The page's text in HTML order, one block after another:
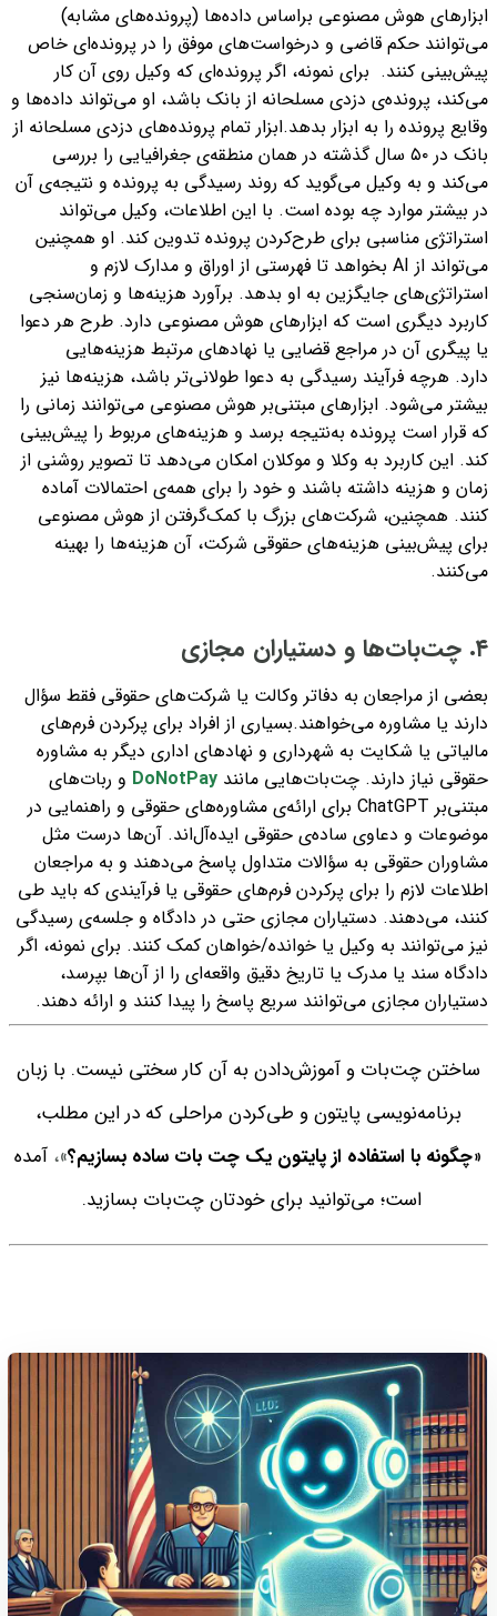
ابزارهای هوش مصنوعی براساس داده‌ها (پرونده‌های مشابه)
می‌توانند حکم قاضی و درخواست‌های موفق را در پرونده‌ای خاص
پیش‌بینی کنند. برای نمونه، اگر پرونده‌ای که وکیل روی آن کار
می‌کند، پرونده‌ی دزدی مسلحانه از بانک باشد، او می‌تواند داده‌ها و
وقایع پرونده را به ابزار بدهد.ابزار تمام پرونده‌های دزدی مسلحانه از
بانک در ۵۰ سال گذشته در همان منطقه‌ی جغرافیایی را بررسی
می‌کند و به وکیل می‌گوید که روند رسیدگی به پرونده و نتیجه‌ی آن
در بیشتر موارد چه بوده است. با این اطلاعات، وکیل می‌تواند
استراتژی مناسبی برای طرح‌کردن پرونده تدوین کند. او همچنین
می‌تواند از AI بخواهد تا فهرستی از اوراق و مدارک لازم و
استراتژی‌های جایگزین به او بدهد. برآورد هزینه‌ها و زمان‌سنجی
کاربرد دیگری است که ابزارهای هوش مصنوعی دارد. طرح هر دعوا
یا پیگری آن در مراجع قضایی یا نهادهای مرتبط هزینه‌هایی
دارد. هرچه فرآیند رسیدگی به دعوا طولانی‌تر باشد، هزینه‌ها نیز
بیشتر می‌شود. ابزارهای مبتنی‌بر هوش مصنوعی می‌توانند زمانی را
که قرار است پرونده به‌نتیجه برسد و هزینه‌های مربوط را پیش‌بینی
کند. این کاربرد به وکلا و موکلان امکان می‌دهد تا تصویر روشنی از
زمان و هزینه داشته باشند و خود را برای همه‌ی احتمالات آماده
کنند. همچنین، شرکت‌های بزرگ با کمک‌گرفتن از هوش مصنوعی
برای پیش‌بینی هزینه‌‌های حقوقی شرکت، آن هزینه‌ها را بهینه
می‌کنند.
۴. چت‌بات‌ها و دستیاران مجازی
بعضی از مراجعان به دفاتر وکالت یا شرکت‌های حقوقی فقط سؤال
دارند یا مشاوره می‌خواهند.بسیاری از افراد برای پرکردن فرم‌های
مالیاتی یا شکایت به شهرداری و نهادهای اداری دیگر به مشاوره
حقوقی نیاز دارند. چت‌بات‌هایی مانند DoNotPay و ربات‌های
مبتنی‌بر ChatGPT برای ارائه‌ی
مشاوره‌های حقوقی و راهنمایی در
موضوعات و دعاوی ساده‌ی حقوقی ایده‌آل‌اند. آن‌ها درست مثل
مشاوران حقوقی به سؤالات متداول پاسخ می‌دهند و به مراجعان
اطلاعات لازم را برای پرکردن فرم‌های حقوقی یا فرآیندی که باید طی
کنند، می‌دهند. دستیاران مجازی حتی در دادگاه و جلسه‌ی رسیدگی
نیز می‌توانند به وکیل یا خوانده/خواهان کمک کنند. برای نمونه، اگر
دادگاه سند یا مدرک یا تاریخ دقیق واقعه‌ای را از آن‌ها بپرسد،‌
دستیاران مجازی می‌توانند سریع پاسخ را پیدا کنند و ارائه دهند.
ساختن چت‌بات و آموزش‌دادن به آن کار سختی نیست. با زبان
برنامه‌نویسی پایتون و طی‌کردن مراحلی که در این مطلب،
«چگونه با استفاده از پایتون یک چت بات ساده بسازیم؟»، آمده
است؛ می‌توانید برای خودتان چت‌بات بسازید.